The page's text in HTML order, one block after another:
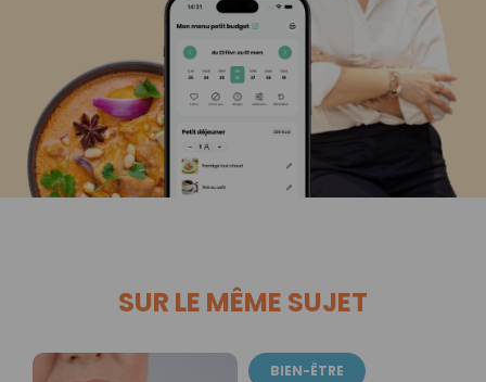
SUR LE MÊME SUJET
BIEN-ÊTRE